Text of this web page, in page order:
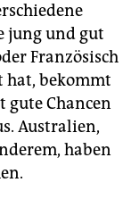
jung und gut
Französisch
hat, bekommt
gute Chancen
Australien,
haben